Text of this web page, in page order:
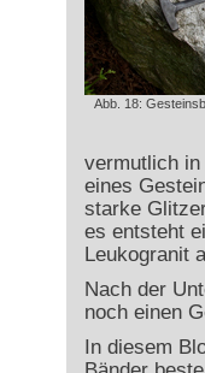
Abb. 18:
vermutlich
eines
starke
es entsteht
Leukogranit
Nach der
noch einen
In diesem